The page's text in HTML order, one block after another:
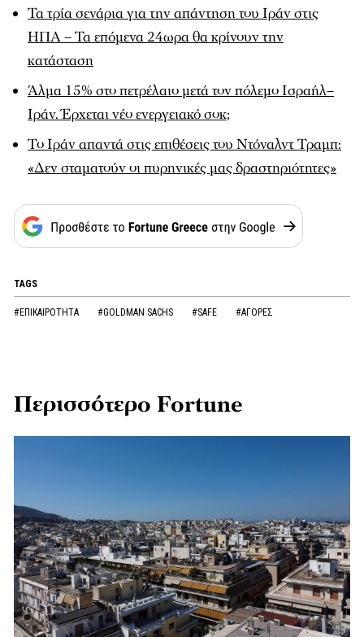
Τα τρία σενάρια για την απάντηση του Ιράν στις
ΗΠΑ – Τα επόμενα 24ωρα θα κρίνουν την
κατάσταση
Άλμα 15% στο πετρέλαιο μετά τον πόλεμο Ισραήλ–
Ιράν. Έρχεται νέο ενεργειακό σοκ;
Το Ιράν απαντά στις επιθέσεις του Ντόναλντ Τραμπ:
«Δεν σταματούν οι πυρηνικές μας δραστηριότητες»
TAGS
#ΕΠΙΚΑΙΡΟΤΗΤΑ #GOLDMAN SACHS #SAFE #ΑΓΟΡΕΣ
Περισσότερο Fortune